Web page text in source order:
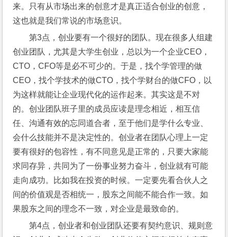
来。只有从市场出来的创意才是真正适合创业的创意，
这也就是我们常说的市场意识。
第3点，创业要有一个很好的团队。现在很多人组建
创业团队，尤其是大学生创业，总以为一个企业CEO，
CTO，CFO等是必不可少的。于是，找个学管理的做
CEO，找个学技术的做CTO，找个学财台的做CFO，以
为这样就能让企业现代化的运作起来。其实这是不对
的。创业团队班子里的成员应读是理念相近，相互信
任、沟通有效的忘同道合者，至于他们是学什么专业、
会什么技能并不是决定性的。创业者在团队心理上一定
要有很好的包容性，有不同意见是正常的，只要大家能
求同存异，共同为了一份事业努力奋斗，创业就有可能
走向成功。比如我在投资的时候。一定要先看合伙人之
间的价值观是否相统一，股东之间能不能合作一致。如
果股东之间的理念不一致，对企业是最致命的。
第4点，创业者和创业团队还要有契约意识、规则意